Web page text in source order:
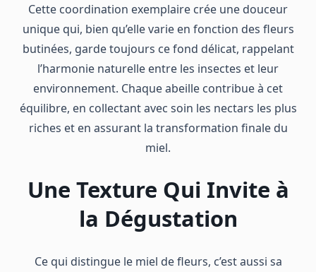
Cette coordination exemplaire crée une douceur
unique qui, bien qu’elle varie en fonction des fleurs
butinées, garde toujours ce fond délicat, rappelant
l’harmonie naturelle entre les insectes et leur
environnement. Chaque abeille contribue à cet
équilibre, en collectant avec soin les nectars les plus
riches et en assurant la transformation finale du
miel.
Une Texture Qui Invite à
la Dégustation
Ce qui distingue le miel de fleurs, c’est aussi sa